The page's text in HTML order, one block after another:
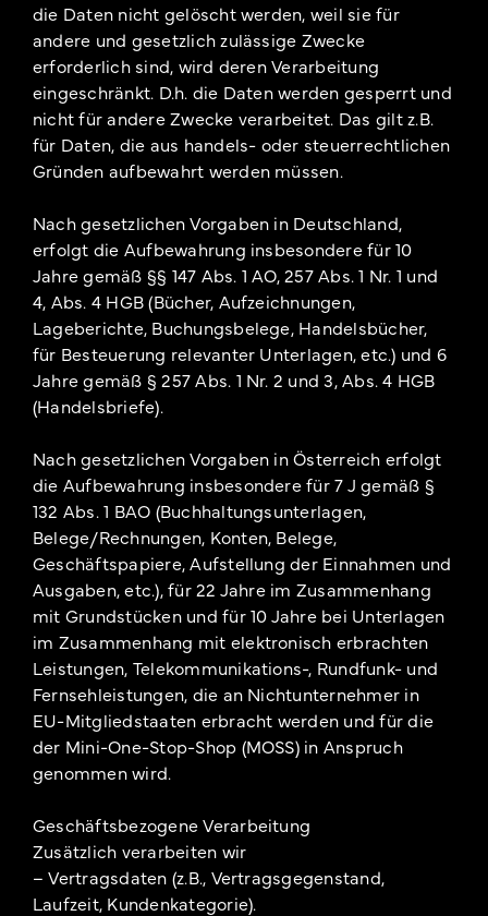
die Daten nicht gelöscht werden, weil sie für
andere und gesetzlich zulässige Zwecke
erforderlich sind, wird deren Verarbeitung
eingeschränkt. D.h. die Daten werden gesperrt und
nicht für andere Zwecke verarbeitet. Das gilt z.B.
für Daten, die aus handels- oder steuerrechtlichen
Gründen aufbewahrt werden müssen.
Nach gesetzlichen Vorgaben in Deutschland,
erfolgt die Aufbewahrung insbesondere für 10
Jahre gemäß §§ 147 Abs. 1 AO, 257 Abs. 1 Nr. 1 und
4, Abs. 4 HGB (Bücher, Aufzeichnungen,
Lageberichte, Buchungsbelege, Handelsbücher,
für Besteuerung relevanter Unterlagen, etc.) und 6
Jahre gemäß § 257 Abs. 1 Nr. 2 und 3, Abs. 4 HGB
(Handelsbriefe).
Nach gesetzlichen Vorgaben in Österreich erfolgt
die Aufbewahrung insbesondere für 7 J gemäß §
132 Abs. 1 BAO (Buchhaltungsunterlagen,
Belege/Rechnungen, Konten, Belege,
Geschäftspapiere, Aufstellung der Einnahmen und
Ausgaben, etc.), für 22 Jahre im Zusammenhang
mit Grundstücken und für 10 Jahre bei Unterlagen
im Zusammenhang mit elektronisch erbrachten
Leistungen, Telekommunikations-, Rundfunk- und
Fernsehleistungen, die an Nichtunternehmer in
EU-Mitgliedstaaten erbracht werden und für die
der Mini-One-Stop-Shop (MOSS) in Anspruch
genommen wird.
Geschäftsbezogene Verarbeitung
Zusätzlich verarbeiten wir
– Vertragsdaten (z.B., Vertragsgegenstand,
Laufzeit, Kundenkategorie).